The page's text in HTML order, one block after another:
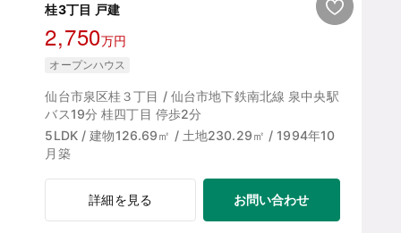
桂3丁目 戸建
2,750万円
オープンハウス
仙台市泉区桂３丁目 / 仙台市地下鉄南北線 泉中央駅
バス19分 桂四丁目 停歩2分
5LDK / 建物126.69㎡ / 土地230.29㎡ / 1994年10
月築
詳細を見る お問い合わせ